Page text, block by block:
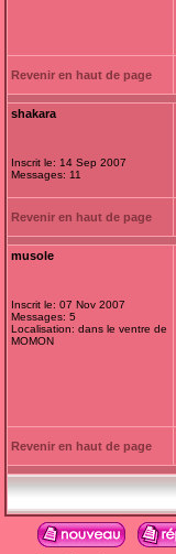
Revenir en haut de page
shakara
Inscrit le: 14 Sep 2007
Messages: 11
Revenir en haut de page
musole
Inscrit le: 07 Nov 2007
Messages: 5
Localisation: dans le ventre de
MOMON
Revenir en haut de page